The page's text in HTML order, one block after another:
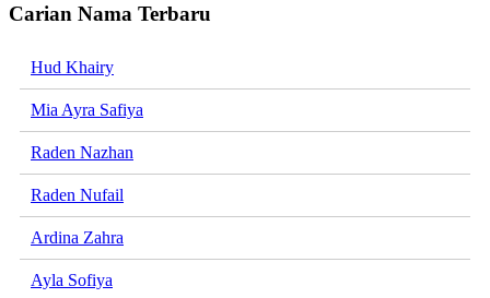
Carian Nama Terbaru
Hud Khairy
Mia Ayra Safiya
Raden Nazhan
Raden Nufail
Ardina Zahra
Ayla Sofiya